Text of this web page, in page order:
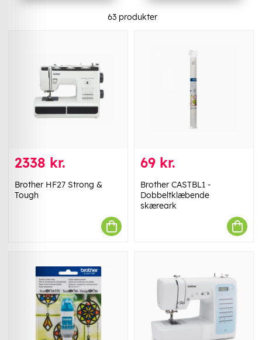
63produkter
2338 kr.
Brother HF27 Strong &
Tough
69 kr.
Brother CASTBL1 -
Dobbeltklæbende
skæreark